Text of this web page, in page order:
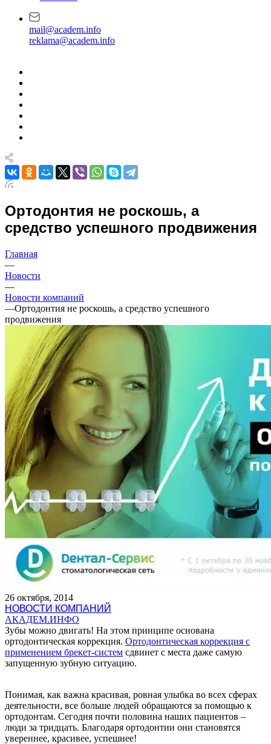
mail@academ.info
reklama@academ.info
Ортодонтия не роскошь, а
средство успешного продвижения
Главная
—
Новости
—
Новости компаний
—Ортодонтия не роскошь, а средство успешного
продвижения
26 октября, 2014
НОВОСТИ КОМПАНИЙ
АКАДЕМ.ИНФО
Зубы можно двигать! На этом принципе основана
ортодонтическая коррекция. Ортодонтическая коррекция с
применением брекет-систем cдвинет с места даже самую
запущенную зубную ситуацию.
Понимая, как важна красивая, ровная улыбка во всех сферах
деятельности, все больше людей обращаются за помощью к
ортодонтам. Сегодня почти половина наших пациентов –
люди за тридцать. Благодаря ортодонтии они становятся
увереннее, красивее, успешнее!